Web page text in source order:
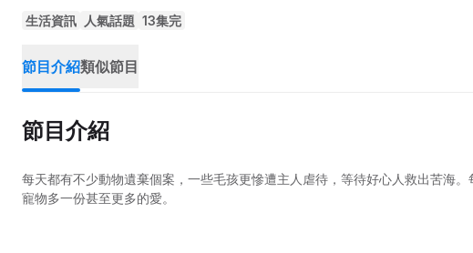
生活資訊 人氣話題 13集完
節目介紹類似節目
節目介紹
每天都有不少動物遺棄個案，一些毛孩更慘遭主人虐待，等待好心人救出苦海
寵物多一份甚至更多的愛。